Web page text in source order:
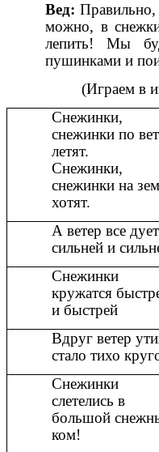
Вед: Правильно,
можно, в
лепить! Мы
пушинками и
(Играем в
Снежинки,
снежинки по
летят.
Снежинки,
снежинки на
хотят.
А ветер все дует
сильней и
Снежинки
кружатся
и быстрей
Вдруг ветер
стало тихо
Снежинки
слетелись в
большой
ком!